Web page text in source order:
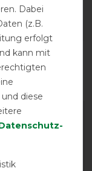
Dabei
(z.B.
erfolgt
kann mit
diese